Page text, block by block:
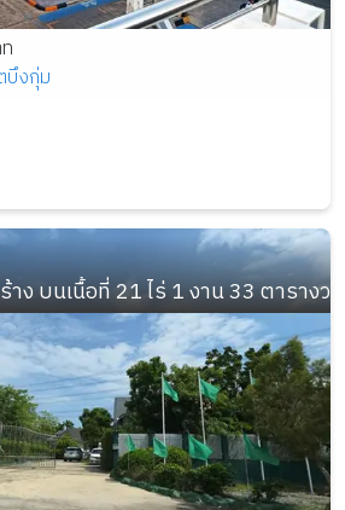
บึงกุ่ม
บนเนื้อที่ 21 ไร่ 1 งาน 33 ตารางวา